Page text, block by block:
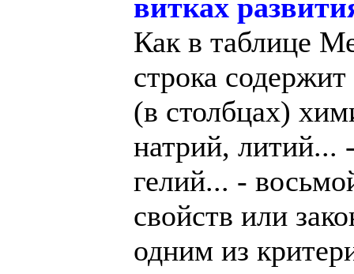
витках
Как в таблице
строка
(в столбцах)
натрий, литий...
гелий... -
свойств или
одним из